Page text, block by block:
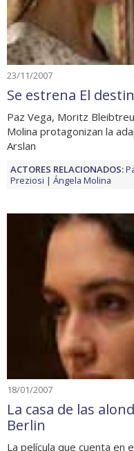
23/11/2007
Se estrena El
Paz Vega, Moritz
Molina protagonizan la
Arslan
ACTORES RELACIONADOS:
Preziosi
Ángela Molina
18/01/2007
La casa de las
Berlin
La película que cuenta en